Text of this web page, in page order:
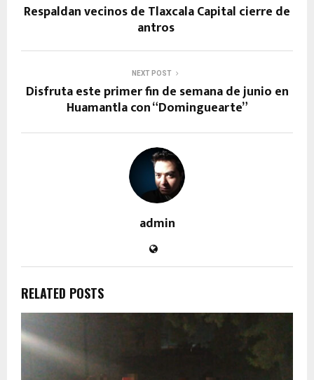
Respaldan vecinos de Tlaxcala Capital cierre de
antros
NEXT POST
Disfruta este primer fin de semana de junio en
Huamantla con “Dominguearte”
admin
RELATED POSTS